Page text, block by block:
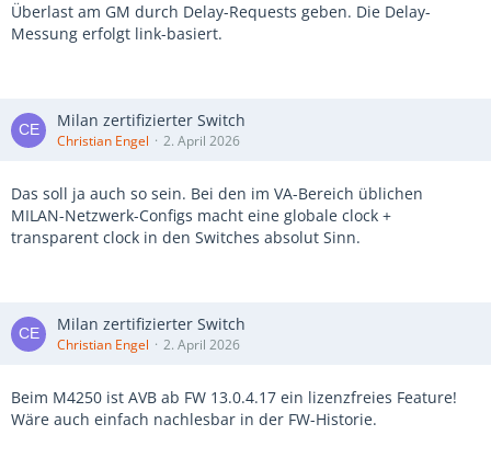
Überlast am GM durch Delay-Requests geben. Die Delay-
Messung erfolgt link-basiert.
Milan zertifizierter Switch
Christian Engel 2. April 2026
Das soll ja auch so sein. Bei den im VA-Bereich üblichen
MILAN-Netzwerk-Configs macht eine globale clock +
transparent clock in den Switches absolut Sinn.
Milan zertifizierter Switch
Christian Engel 2. April 2026
Beim M4250 ist AVB ab FW 13.0.4.17 ein lizenzfreies Feature!
Wäre auch einfach nachlesbar in der FW-Historie.